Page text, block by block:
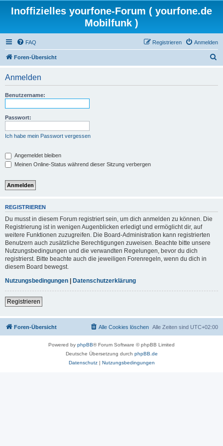
Inoffizielles yourfone-Forum ( yourfone.de
Mobilfunk )
FAQ Anmelden
Registrieren
Foren-Übersicht
Anmelden
Benutzername:
Passwort:
Ich habe mein Passwort vergessen
Angemeldet bleiben
Meinen Online-Status während dieser Sitzung verbergen
REGISTRIEREN
Du musst in diesem Forum registriert sein, um dich anmelden zu können. Die
Registrierung ist in wenigen Augenblicken erledigt und ermöglicht dir, auf
weitere Funktionen zuzugreifen. Die Board-Administration kann registrierten
Benutzern auch zusätzliche Berechtigungen zuweisen. Beachte bitte unsere
Nutzungsbedingungen und die verwandten Regelungen, bevor du dich
registrierst. Bitte beachte auch die jeweiligen Forenregeln, wenn du dich in
diesem Board bewegst.
Nutzungsbedingungen | Datenschutzerklärung
Registrieren
Foren-Übersicht Alle Zeiten sind UTC+02:00
Alle Cookies löschen
Powered by phpBB® Forum Software © phpBB Limited
Deutsche Übersetzung durch phpBB.de
Datenschutz| Nutzungsbedingungen